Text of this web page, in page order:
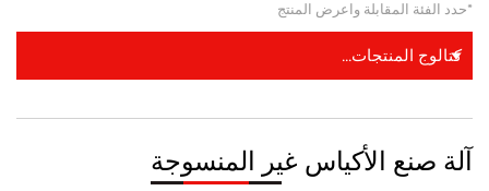
*حدد الفئة المقابلة واعرض المنتج
كتالوج المنتجات...
آلة صنع الأكياس غير المنسوجة